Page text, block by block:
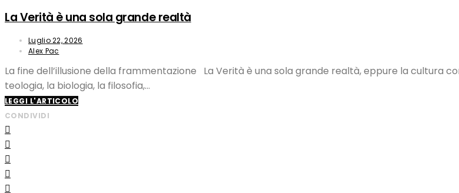
La Verità è una sola grande realtà
Luglio 22, 2026
Alex Pac
La fine dell’illusione della frammentazione La Verità è una sola grande realtà, eppure la cultura
teologia, la biologia, la filosofia,…
LEGGI L'ARTICOLO
CONDIVIDI